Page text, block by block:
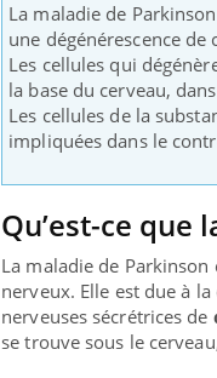
La maladie de
une dégénérescence de
Les cellules qui
la base du cerveau,
Les cellules de la
impliquées dans le
Qu’est-ce que
La maladie de
nerveux. Elle est due à
nerveuses sécrétrices de
se trouve sous le